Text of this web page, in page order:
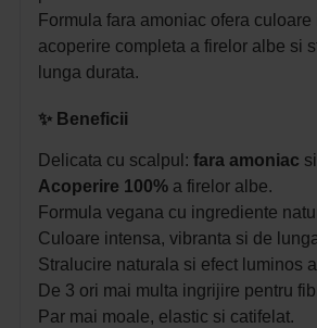
Formula fara amoniac ofera culoare
acoperire completa a firelor albe si
lunga durata.
✨ Beneficii
Delicata cu scalpul: fara amoniac si
Acoperire 100% a firelor albe.
Formula vegana cu ingrediente
Culoare intensa, vibranta si de
Stralucire naturala si efect luminos
De 3 ori mai multa ingrijire pentru
Par mai moale, elastic si catifelat.